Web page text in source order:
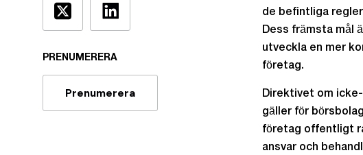
PRENUMERERA
Prenumerera
de befintliga
Dess främsta mål
utveckla en mer
företag.
Direktivet om icke-
gäller för
företag offentligt
ansvar och